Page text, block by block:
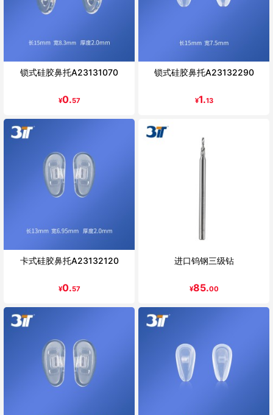
锁式硅胶鼻托A23131070
¥0.57
锁式硅胶鼻托A23132290
¥1.13
卡式硅胶鼻托A23132120
¥0.57
进口钨钢三级钻
¥85.00